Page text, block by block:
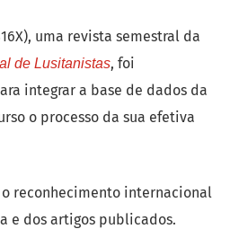
uma revista semestral da
de Lusitanistas, foi
integrar a base de dados da
o processo da sua efetiva
reconhecimento internacional
e dos artigos publicados.